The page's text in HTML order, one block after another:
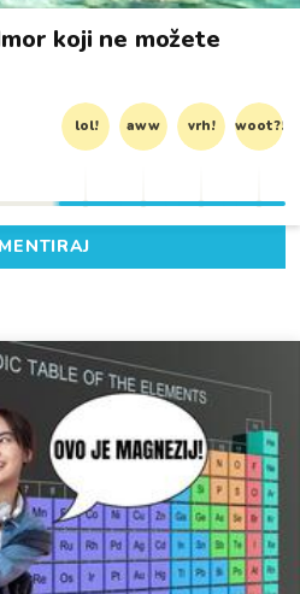
koji ne možete
lol! aww vrh! woot?!